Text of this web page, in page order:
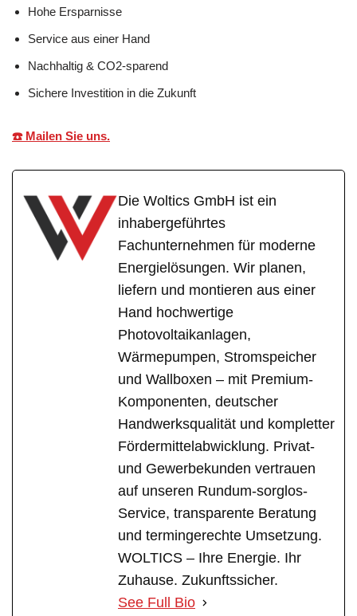
Hohe Ersparnisse
Service aus einer Hand
Nachhaltig & CO2-sparend
Sichere Investition in die Zukunft
☎️ Mailen Sie uns.
Die Woltics GmbH ist ein
inhabergeführtes
Fachunternehmen für moderne
Energielösungen. Wir planen,
liefern und montieren aus einer
Hand hochwertige
Photovoltaikanlagen,
Wärmepumpen, Stromspeicher
und Wallboxen – mit Premium-
Komponenten, deutscher
Handwerksqualität und kompletter
Fördermittelabwicklung. Privat-
und Gewerbekunden vertrauen
auf unseren Rundum-sorglos-
Service, transparente Beratung
und termingerechte Umsetzung.
WOLTICS – Ihre Energie. Ihr
Zuhause. Zukunftssicher.
See Full Bio